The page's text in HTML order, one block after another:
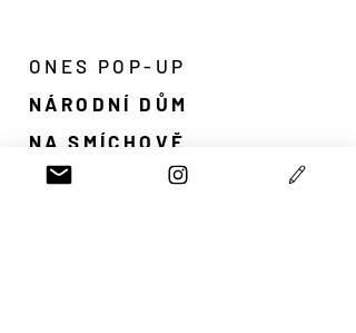
ONES POP-UP
NÁRODNÍ DŮM
NA SMÍCHOVĚ
PRAHA 5